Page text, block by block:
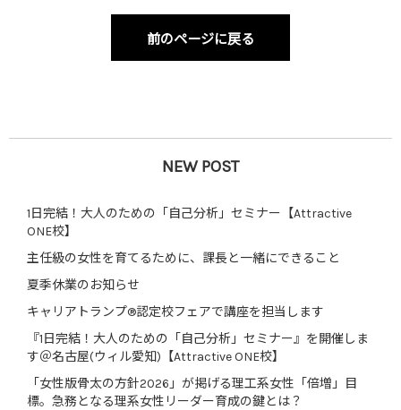
前のページに戻る
NEW POST
1日完結！大人のための「自己分析」セミナー【Attractive
ONE校】
主任級の女性を育てるために、課長と一緒にできること
夏季休業のお知らせ
キャリアトランプ®認定校フェアで講座を担当します
『1日完結！大人のための「自己分析」セミナー』を開催しま
す＠名古屋(ウィル愛知)【Attractive ONE校】
「女性版骨太の方針2026」が掲げる理工系女性「倍増」目
標。急務となる理系女性リーダー育成の鍵とは？